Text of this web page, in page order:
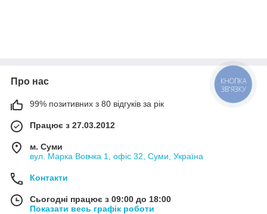
Про нас
99% позитивних з 80 відгуків за рік
Працює з 27.03.2012
м. Суми
вул. Марка Вовчка 1, офіс 32, Суми, Україна
Контакти
Сьогодні працює з 09:00 до 18:00
Показати весь графік роботи
КНОПКА
ЗВ'ЯЗКУ